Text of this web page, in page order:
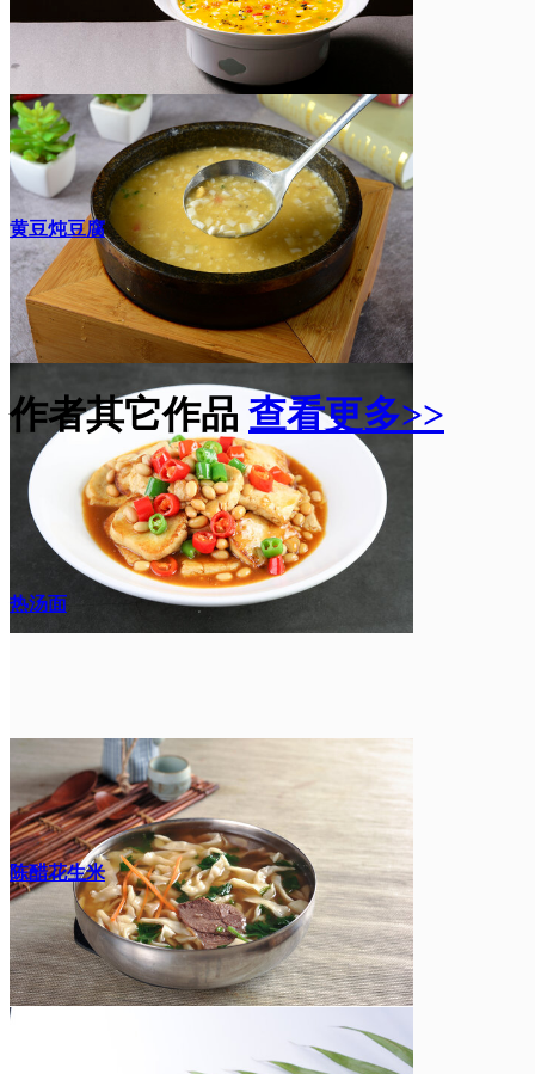
黄豆炖豆腐
作者其它作品 查看更多>>
热汤面
陈醋花生米